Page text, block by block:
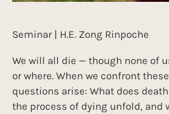
Seminar | H.E. Zong Rinpoche
We will all die — though none of
or where. When we confront
questions arise: What does
the process of dying unfold, and